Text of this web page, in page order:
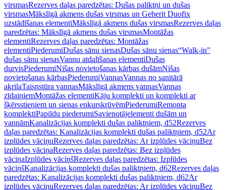
virsmasRezerves daļas paredzētas: Dušas paliktņi un dušas
virsmasMākslīgā akmens dušas virsmas un Geberit Duofix
uzstādīšanas elementiMākslīgā akmens dušas virsmasRezerves daļas
paredzētas: Mākslīgā akmens dušas virsmasMontāžas
elementiRezerves daļas paredzētas: Montāžas
elementiPiederumiDušas sānu sienasDušas sānu sienas“Walk-in”
dušas sānu sienasVannu atdalīšanas elementiDušas
durvisPiederumiNišas novietošanas kārbas dušāmNišas
novietošanas kārbasPiederumiVannasVannas no sanitārā
akrilaTaisnstūra vannasMākslīgā akmens vannasVannas
zīdaiņiemMontāžas elementiKāju komplekti un komplekti ar
šķērsstieņiem un sienas enkurskrūvēmPiederumiRemonta
komplektiPapildu piederumiSavienotājelementi dušām un
vannāmKanalizācijas komplekti dušas paliktņiem, d52Rezerves
daļas paredzētas: Kanalizācijas komplekti dušas paliktņiem, d52Ar
izplūdes vāciņuRezerves daļas paredzētas: Ar izplūdes vāciņuBez
izplūdes vāciņaRezerves daļas paredzētas: Bez izplūdes
vāciņaIzplūdes vāciņšRezerves daļas paredzētas: Izplūdes
vāciņšKanalizācijas komplekti dušas paliktņiem, d62Rezerves daļas
paredzētas: Kanalizācijas komplekti dušas paliktņiem, d62Ar
izplūdes vāciņuRezerves daļas paredzētas: Ar izplūdes vāciņuBez